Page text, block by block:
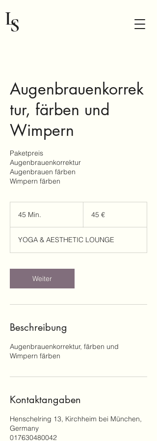
L
S
LIDA SCHMID
Augenbrauenkorrek
tur, färben und
Wimpern
Paketpreis
Augenbrauenkorrektur
Augenbrauen färben
Wimpern färben
45 Min.
i
n
45 €
YOGA & AESTHETIC LOUNGE
Weiter
Beschreibung
Augenbrauenkorrektur, färben und
Wimpern färben
Kontaktangaben
Henschelring 13, Kirchheim bei München,
Germany
017630480042